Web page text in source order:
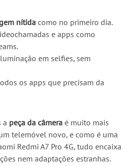
nítidacomo no primeiro dia.
e apps como
em selfies, sem
os apps que precisam da
a peça da câmera é muito mais
telemóvel novo, e como é uma
Redmi A7 Pro 4G, tudo encaixa
nem adaptações estranhas.